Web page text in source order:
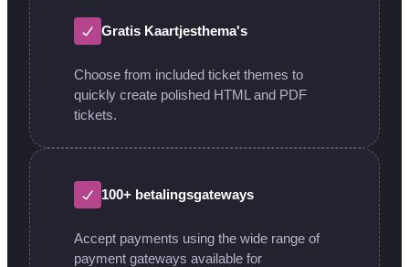
Gratis Kaartjesthema's
Choose from included ticket themes to
quickly create polished HTML and PDF
tickets.
100+ betalingsgateways
Accept payments using the wide range of
payment gateways available for